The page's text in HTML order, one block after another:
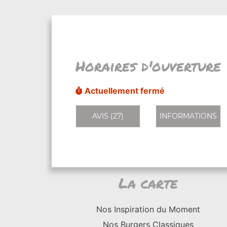
Horaires d'ouverture
Actuellement fermé
AVIS (27) INFORMATIONS
La carte
Nos Inspiration du Moment
Nos Burgers Classiques